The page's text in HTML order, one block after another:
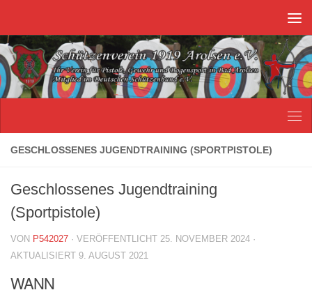
GESCHLOSSENES JUGENDTRAINING (SPORTPISTOLE)
Geschlossenes Jugendtraining
(Sportpistole)
VON P542027 · VERÖFFENTLICHT 25. NOVEMBER 2024 ·
AKTUALISIERT 9. AUGUST 2021
WANN